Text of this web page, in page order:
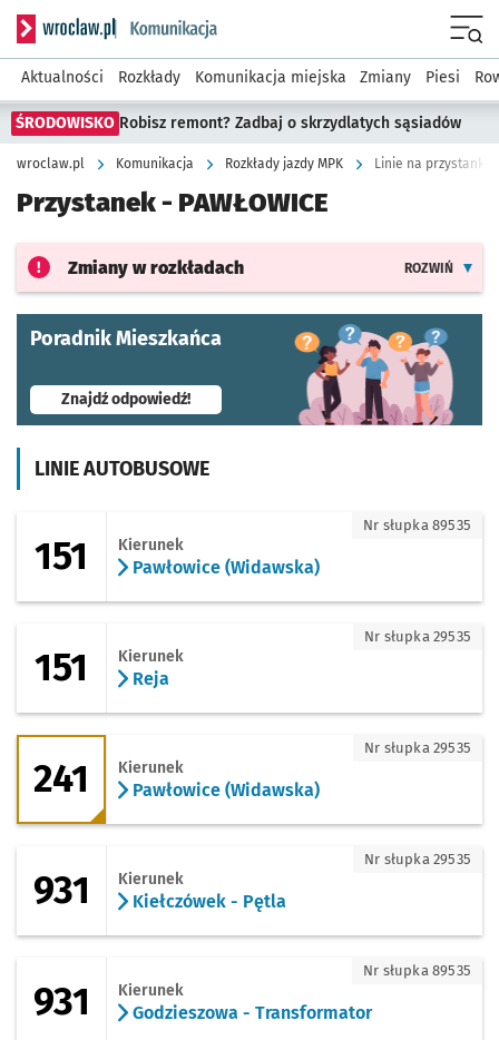
Serwis informacyjny wroclaw.pl podserwis: Komunikacja
Aktualności Rozkłady Komunikacja miejska Zmiany Piesi
ŚRODOWISKO Robisz remont? Zadbaj o skrzydlatych sąsiadów
wroclaw.pl Komunikacja Rozkłady jazdy MPK Linie na przystanku
Przystanek - PAWŁOWICE
Zmiany w rozkładach ROZWIŃ
Poradnik Mieszkańca
Znajdź odpowiedź!- otworzy się w nowej karcie
LINIE AUTOBUSOWE
151 - kierunek Pawłowice (Widawska)
151 Kierunek
Pawłowice (Widawska)
Nr słupka 89535
151 Kierunek
Reja
Nr słupka 29535
241 - kierunek Pawłowice (Widawska)
241 Kierunek
Pawłowice (Widawska)
Nr słupka 29535
931 - kierunek Kiełczówek - Pętla
931 Kierunek
Kiełczówek - Pętla
Nr słupka 29535
931 - kierunek Godzieszowa -
931 Kierunek
Godzieszowa - Transformator
Nr słupka 89535